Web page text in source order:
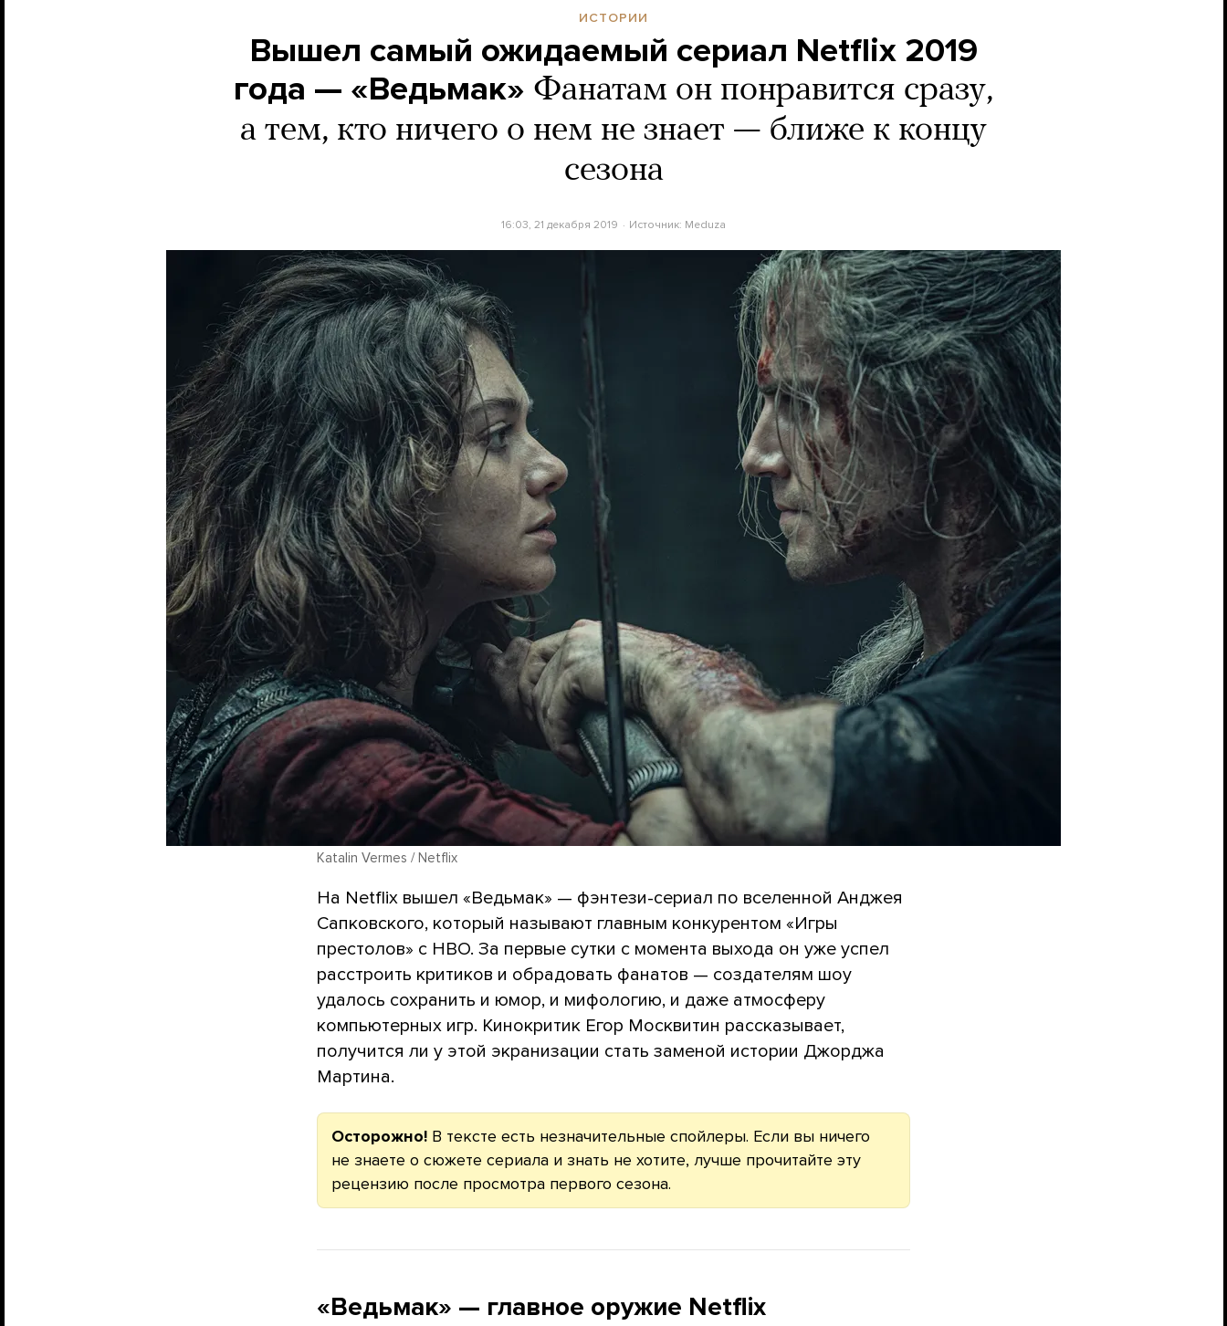
ИСТОРИИ
Вышел самый ожидаемый сериал Netflix 2019
года — «Ведьмак» Фанатам он понравится сразу,
а тем, кто ничего о нем не знает — ближе к концу
сезона
16:03, 21 декабря 2019 Источник: Meduza
Katalin Vermes / Netflix
На Netflix вышел «Ведьмак» — фэнтези-сериал по вселенной Анджея
Сапковского, который называют главным конкурентом «Игры
престолов» с HBO. За первые сутки с момента выхода он уже успел
расстроить критиков и обрадовать фанатов — создателям шоу
удалось сохранить и юмор, и мифологию, и даже атмосферу
компьютерных игр. Кинокритик Егор Москвитин рассказывает,
получится ли у этой экранизации стать заменой истории Джорджа
Мартина.
Осторожно! В тексте есть незначительные спойлеры. Если вы ничего
не знаете о сюжете сериала и знать не хотите, лучше прочитайте эту
рецензию после просмотра первого сезона.
«Ведьмак» — главное оружие Netflix